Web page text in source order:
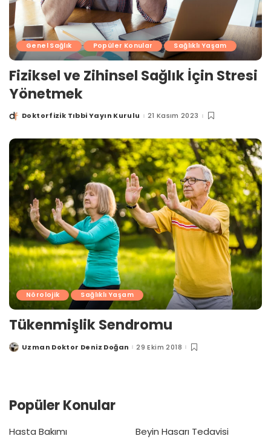
Genel Sağlık Popüler Konular Sağlıklı Yaşam
Fiziksel ve Zihinsel Sağlık İçin Stresi
Yönetmek
PostedDoktorfizik Tıbbi Yayın Kurulu 21 Kasım 2023
Nörolojik Sağlıklı Yaşam
Tükenmişlik Sendromu
PostedUzman Doktor Deniz Doğan 29 Ekim 2018
Popüler Konular
Hasta Bakımı
Beyin Hasarı Tedavisi